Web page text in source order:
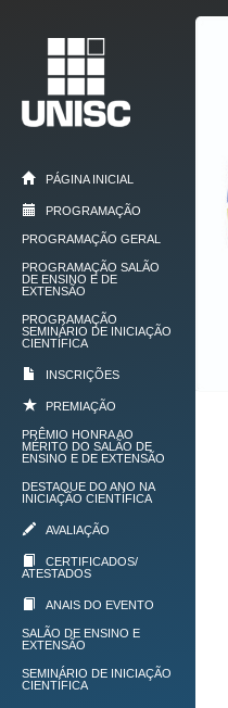
PÁGINA INICIAL
PROGRAMAÇÃO
PROGRAMAÇÃO GERAL
PROGRAMAÇÃO SALÃO
DE ENSINO E DE
EXTENSÃO
PROGRAMAÇÃO
SEMINÁRIO DE INICIAÇÃO
CIENTÍFICA
INSCRIÇÕES
PREMIAÇÃO
PRÊMIO HONRA AO
MÉRITO DO SALÃO DE
ENSINO E DE EXTENSÃO
DESTAQUE DO ANO NA
INICIAÇÃO CIENTÍFICA
AVALIAÇÃO
CERTIFICADOS/
ATESTADOS
ANAIS DO EVENTO
SALÃO DE ENSINO E
EXTENSÃO
SEMINÁRIO DE INICIAÇÃO
CIENTÍFICA